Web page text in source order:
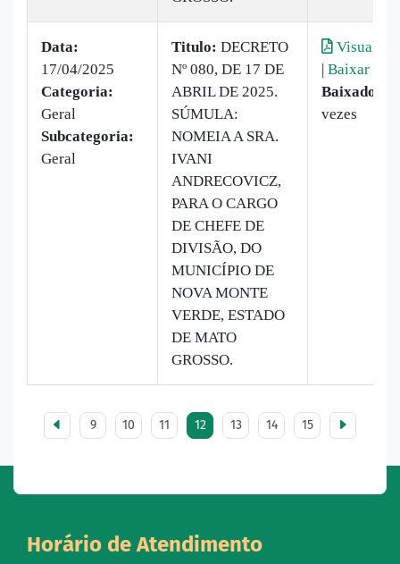
Data:
17/04/2025
Categoria:
Geral
Subcategoria:
Geral
Titulo: DECRETO
Nº 080, DE 17 DE
ABRIL DE 2025.
SÚMULA:
NOMEIA A SRA.
IVANI
ANDRECOVICZ,
PARA O CARGO
DE CHEFE DE
DIVISÃO, DO
MUNICÍPIO DE
NOVA MONTE
VERDE, ESTADO
DE MATO
GROSSO.
Visualizar
| Baixar
Baixado:
vezes
9 10 11 12 13 14 15
Horário de Atendimento